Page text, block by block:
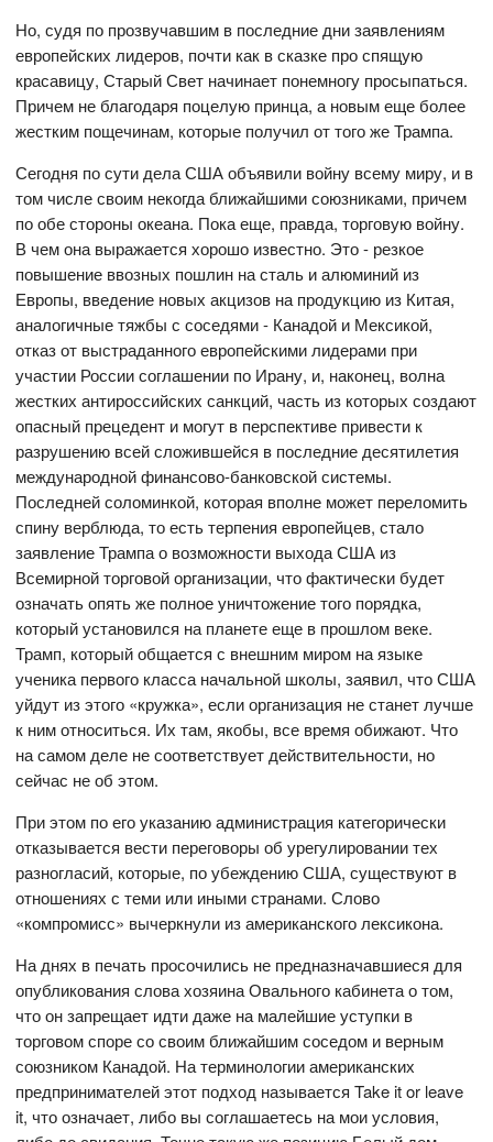
Но, судя по прозвучавшим в последние дни заявлениям
европейских лидеров, почти как в сказке про спящую
красавицу, Старый Свет начинает понемногу просыпаться.
Причем не благодаря поцелую принца, а новым еще более
жестким пощечинам, которые получил от того же Трампа.
Сегодня по сути дела США объявили войну всему миру, и в
том числе своим некогда ближайшими союзниками, причем
по обе стороны океана. Пока еще, правда, торговую войну.
В чем она выражается хорошо известно. Это - резкое
повышение ввозных пошлин на сталь и алюминий из
Европы, введение новых акцизов на продукцию из Китая,
аналогичные тяжбы с соседями - Канадой и Мексикой,
отказ от выстраданного европейскими лидерами при
участии России соглашении по Ирану, и, наконец, волна
жестких антироссийских санкций, часть из которых создают
опасный прецедент и могут в перспективе привести к
разрушению всей сложившейся в последние десятилетия
международной финансово-банковской системы.
Последней соломинкой, которая вполне может переломить
спину верблюда, то есть терпения европейцев, стало
заявление Трампа о возможности выхода США из
Всемирной торговой организации, что фактически будет
означать опять же полное уничтожение того порядка,
который установился на планете еще в прошлом веке.
Трамп, который общается с внешним миром на языке
ученика первого класса начальной школы, заявил, что США
уйдут из этого «кружка», если организация не станет лучше
к ним относиться. Их там, якобы, все время обижают. Что
на самом деле не соответствует действительности, но
сейчас не об этом.
При этом по его указанию администрация категорически
отказывается вести переговоры об урегулировании тех
разногласий, которые, по убеждению США, существуют в
отношениях с теми или иными странами. Слово
«компромисс» вычеркнули из американского лексикона.
На днях в печать просочились не предназначавшиеся для
опубликования слова хозяина Овального кабинета о том,
что он запрещает идти даже на малейшие уступки в
торговом споре со своим ближайшим соседом и верным
союзником Канадой. На терминологии американских
предпринимателей этот подход называется Take it or leave
it, что означает, либо вы соглашаетесь на мои условия,